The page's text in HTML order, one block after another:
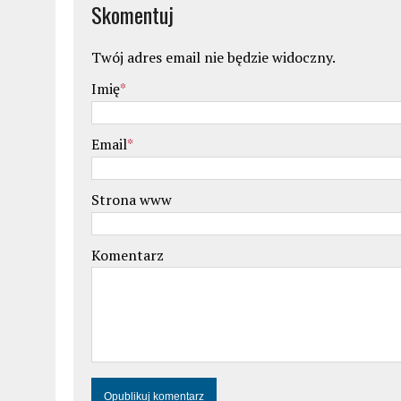
Skomentuj
Twój adres email nie będzie widoczny.
Imię*
Email*
Strona www
Komentarz